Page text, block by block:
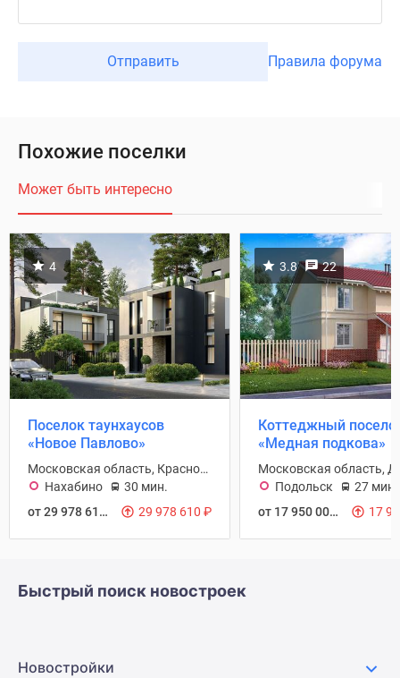
Отправить Правила форума
Похожие поселки
Может быть интересно
4
Поселок таунхаусов
«Новое Павлово»
Московская область, Красногорск городской округ
Нахабино
30 мин.
от 29 978 610
29 978 610 ₽
3.8 22
Коттеджный
«Медная подкова»
Подольск
27 мин.
от 17 950 000
17
Быстрый поиск новостроек
Новостройки